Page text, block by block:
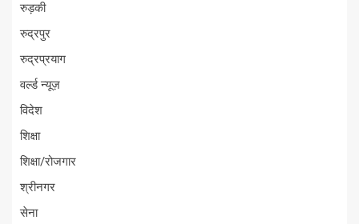
रुड़की
रुद्रपुर
रुद्रप्रयाग
वर्ल्ड न्यूज़
विदेश
शिक्षा
शिक्षा/रोजगार
श्रीनगर
सेना